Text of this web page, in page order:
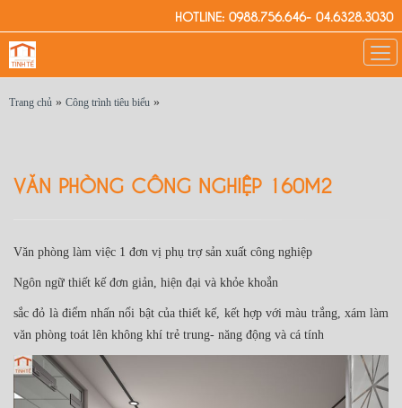
HOTLINE: 0988.756.646- 04.6328.3030
Trang chủ » Công trình tiêu biểu »
VĂN PHÒNG CÔNG NGHIỆP 160M2
Văn phòng làm việc 1 đơn vị phụ trợ sản xuất công nghiệp
Ngôn ngữ thiết kế đơn giản, hiện đại và khỏe khoắn
sắc đỏ là điểm nhấn nổi bật của thiết kế, kết hợp với màu trắng, xám làm
văn phòng toát lên không khí trẻ trung- năng động và cá tính